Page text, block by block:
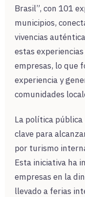
Brasil”, con 101
municipios,
vivencias
estas
empresas, lo que
experiencia y
comunidades
La política
clave para
por turismo
Esta iniciativa ha
empresas en la
llevado a ferias